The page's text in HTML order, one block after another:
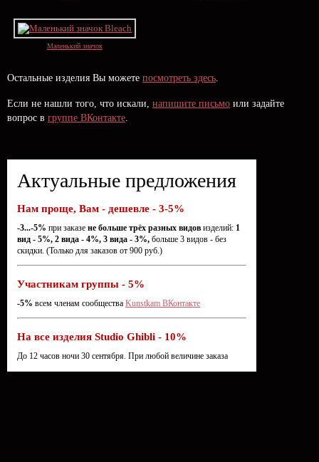
Маленький значок
Остальные изделия Вы можете посмотреть здесь.
Если не нашли того, что искали, напишите письмо или задайте
вопрос в группе ВКонтакте.
Актуальные предложения
Нам проще, Вам - дешевле - 3-5%
-3...-5% при заказе не больше трёх разных видов изделий: 1
вид - 5%, 2 вида - 4%, 3 вида - 3%, больше 3 видов - без
скидки. (Только для заказов от 900 руб.)
Участникам группы - 5%
-5% всем членам сообщества Kunstkam ВКонтакте
На все изделия Studio Ghibli - 10%
До 12 часов ночи 30 сентября. При любой величине заказа